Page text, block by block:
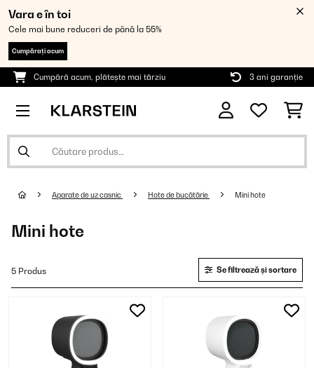
Vara e în toi
Cele mai bune reduceri de până la 55%
Cumpărați acum
Cumpără acum, plătește mai târziu 3 ani garanție
Aparate de uz casnic Hote de bucătărie Mini hote
Mini hote
5 Produs Se filtrează și sortare